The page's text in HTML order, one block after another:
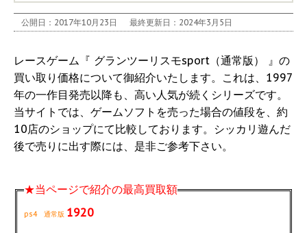
公開日：2017年10月23日 最終更新日：2024年3月5日
レースゲーム『 グランツーリスモsport（通常版） 』の
買い取り価格について御紹介いたします。これは、1997
年の一作目発売以降も、高い人気が続くシリーズです。
当サイトでは、ゲームソフトを売った場合の値段を、約
10店のショップにて比較しております。シッカリ遊んだ
後で売りに出す際には、是非ご参考下さい。
★当ページで紹介の最高買取額
ps4 通常版 1920